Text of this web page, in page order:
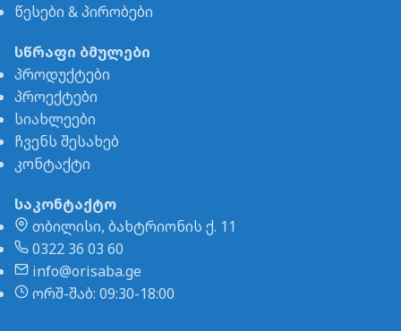
წესები & პირობები
სწრაფი ბმულები
პროდუქტები
პროექტები
სიახლეები
ჩვენს შესახებ
კონტაქტი
საკონტაქტო
თბილისი, ბახტრიონის ქ. 11
0322 36 03 60
info@orisaba.ge
ორშ-შაბ: 09:30-18:00